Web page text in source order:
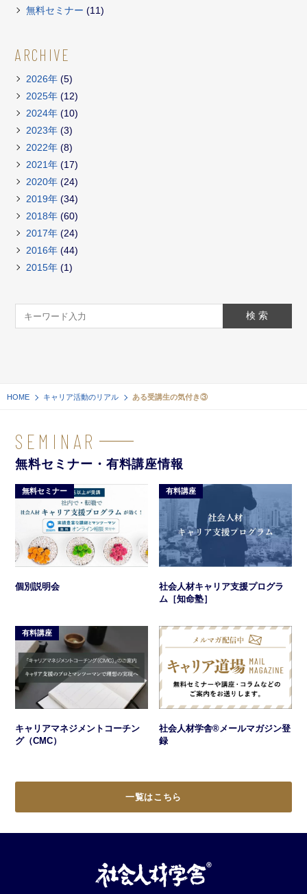
無料セミナー (11)
ARCHIVE
2026年 (5)
2025年 (12)
2024年 (10)
2023年 (3)
2022年 (8)
2021年 (17)
2020年 (24)
2019年 (34)
2018年 (60)
2017年 (24)
2016年 (44)
2015年 (1)
HOME キャリア活動のリアル ある受講生の気付き③
SEMINAR
無料セミナー・有料講座情報
無料セミナー
個別説明会
有料講座
社会人材キャリア支援プログラ
ム［知命塾］
有料講座
キャリアマネジメントコーチン
グ（CMC）
社会人材学舎®メールマガジン登
録
一覧はこちら